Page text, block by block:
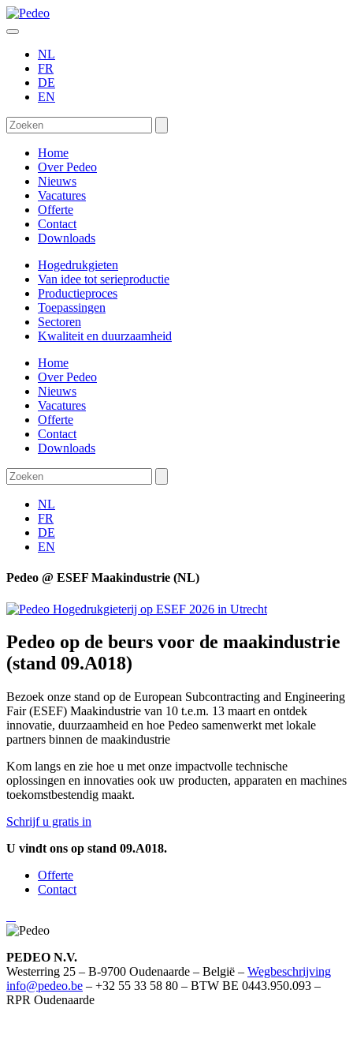
NL
FR
DE
EN
Home
Over Pedeo
Nieuws
Vacatures
Offerte
Contact
Downloads
Hogedrukgieten
Van idee tot serieproductie
Productieproces
Toepassingen
Sectoren
Kwaliteit en duurzaamheid
Home
Over Pedeo
Nieuws
Vacatures
Offerte
Contact
Downloads
NL
FR
DE
EN
Pedeo @ ESEF Maakindustrie (NL)
Pedeo op de beurs voor de maakindustrie
(stand 09.A018)
Bezoek onze stand op de European Subcontracting and Engineering
Fair (ESEF) Maakindustrie van 10 t.e.m. 13 maart en ontdek
innovatie, duurzaamheid en hoe Pedeo samenwerkt met lokale
partners binnen de maakindustrie
Kom langs en zie hoe u met onze impactvolle technische
oplossingen en innovaties ook uw producten, apparaten en machines
toekomstbestendig maakt.
Schrijf u gratis in
U vindt ons op stand 09.A018.
Offerte
Contact
PEDEO N.V.
Westerring 25 – B-9700 Oudenaarde – België – Wegbeschrijving
info@pedeo.be – +32 55 33 58 80 – BTW BE 0443.950.093 –
RPR Oudenaarde